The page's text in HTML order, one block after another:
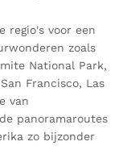
regio's voor een
zoals
National Park,
Francisco, Las
van
panoramaroutes
zo bijzonder